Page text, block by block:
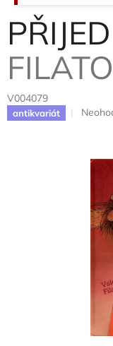
V004079
antikvariát
0,0